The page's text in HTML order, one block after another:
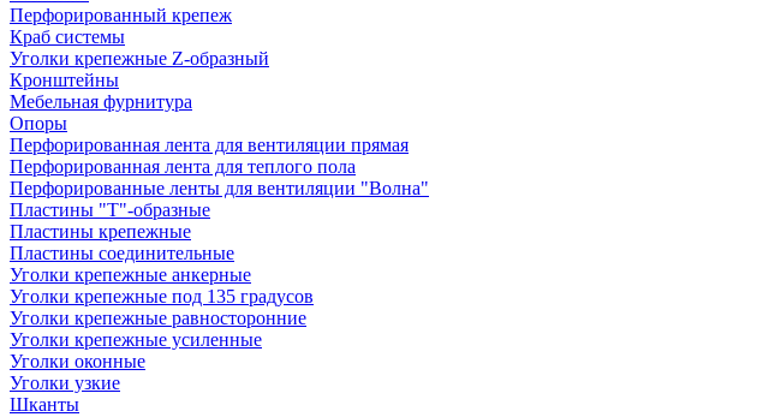
Перфорированный крепеж
Краб системы
Уголки крепежные Z-образный
Кронштейны
Мебельная фурнитура
Опоры
Перфорированная лента для вентиляции прямая
Перфорированная лента для теплого пола
Перфорированные ленты для вентиляции "Волна"
Пластины "Т"-образные
Пластины крепежные
Пластины соединительные
Уголки крепежные анкерные
Уголки крепежные под 135 градусов
Уголки крепежные равносторонние
Уголки крепежные усиленные
Уголки оконные
Уголки узкие
Шканты